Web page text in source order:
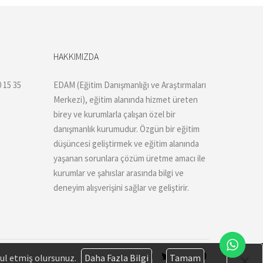
35
HAKKIMIZDA
EDAM (Eğitim Danışmanlığı ve Araştırmaları
Merkezi), eğitim alanında hizmet üreten
birey ve kurumlarla çalışan özel bir
danışmanlık kurumudur. Özgün bir eğitim
düşüncesi geliştirmek ve eğitim alanında
yaşanan sorunlara çözüm üretme amacı ile
kurumlar ve şahıslar arasında bilgi ve
deneyim alışverişini sağlar ve geliştirir.
etmiş olursunuz. Daha Fazla Bilgi Tamam